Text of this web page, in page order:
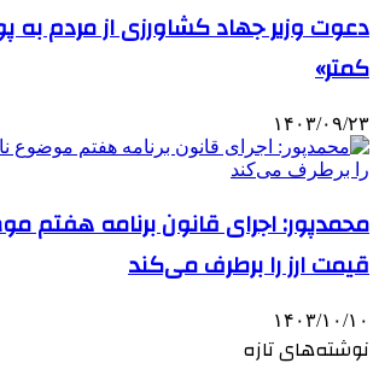
دعوت وزیر جهاد کشاورزی از مردم به
کمتر»
۱۴۰۳/۰۹/۲۳
محمدپور: اجرای قانون برنامه هفتم
قیمت ارز را برطرف می‌کند
۱۴۰۳/۱۰/۱۰
نوشته‌های تازه